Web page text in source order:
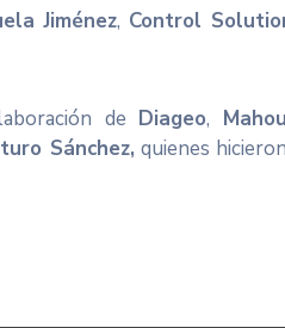
Jiménez, Control
de Diageo,
Sánchez, quienes